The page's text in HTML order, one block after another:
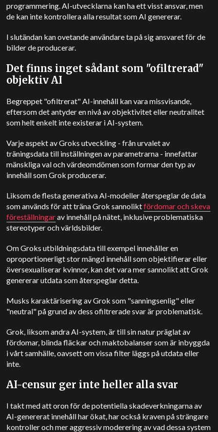
programmering.AI-utvecklarna kan ha ett visst ansvar, men
de kan inte kontrollera alla resultat som AI genererar.
I slutändan kan ovetande användare ta på sig ansvaret för de
bilder de producerar.
Det finns inget sådant som "ofiltrerad"
objektiv AI
Begreppet "ofiltrerat" AI-innehåll kan vara missvisande,
eftersom det antyder en nivå av objektivitet eller neutralitet
som helt enkelt inte existerar i AI-system.
Varje aspekt av Groks utveckling - från urvalet av
träningsdata till inställningen av parametrarna - innefattar
mänskliga val och värdeomdömen som formar den typ av
innehåll som Grok producerar.
Liksom de flesta generativa AI-modeller återspeglar de data
som används för att träna Grok sannoliktfördomar och skeva
föreställningarav innehåll på nätet, inklusive problematiska
stereotyper och världsbilder.
Om Groks utbildningsdata till exempel innehåller en
oproportionerligt stor mängd innehåll som objektifierar eller
översexualiserar kvinnor, kan det vara mer sannolikt att Grok
genererar utdata som återspeglar detta.
Musks karaktärisering av Grok som "sanningsenlig" eller
"neutral" på grund av dess ofiltrerade svar är problematisk.
Grok, liksom andra AI-system, är till sin natur präglat av
fördomar, blinda fläckar och maktobalanser som är inbyggda
i vårt samhälle, oavsett om vissa filter läggs på utdata eller
inte.
AI-censur ger inte heller alla svar
I takt med att oron för de potentiella skadeverkningarna av
AI-genererat innehåll har ökat, har också kraven på strängare
kontroller och mer aggressiv moderering av vad dessa system